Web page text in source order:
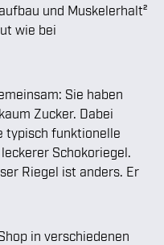
und Muskelerhalt²
wie bei
Sie haben
Zucker. Dabei
typisch funktionelle
Schokoriegel.
Riegel ist anders. Er
in verschiedenen